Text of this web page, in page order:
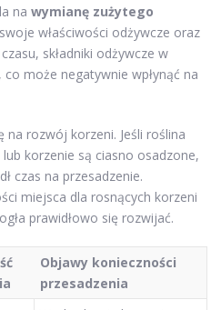
na wymianę zużytego
właściwości odżywcze oraz
składniki odżywcze w
może negatywnie wpłynąć na
rozwój korzeni. Jeśli roślina
korzenie są ciasno osadzone,
czas na przesadzenie.
miejsca dla rosnących korzeni
prawidłowo się rozwijać.
Objawy konieczności
przesadzenia